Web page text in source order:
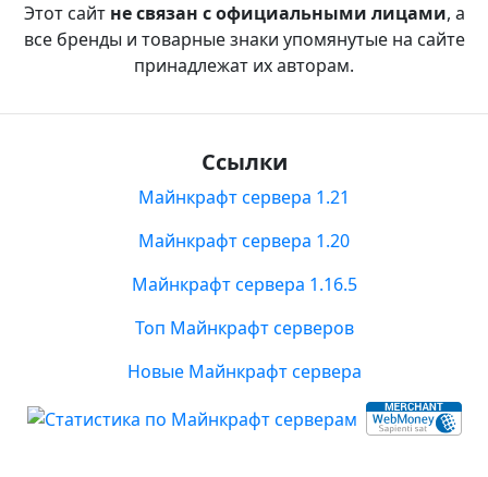
Этот сайт не связан с официальными лицами, а
все бренды и товарные знаки упомянутые на сайте
принадлежат их авторам.
Ссылки
Майнкрафт сервера 1.21
Майнкрафт сервера 1.20
Майнкрафт сервера 1.16.5
Топ Майнкрафт серверов
Новые Майнкрафт сервера